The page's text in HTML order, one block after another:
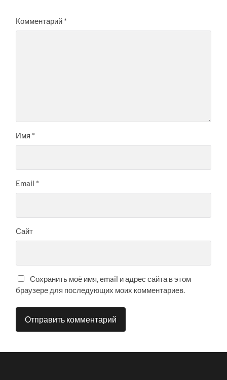
Комментарий *
Имя *
Email *
Сайт
Сохранить моё имя, email и адрес сайта в этом
браузере для последующих моих комментариев.